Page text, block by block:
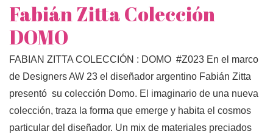
Fabián Zitta Colección
DOMO
FABIAN ZITTA COLECCIÓN : DOMO #Z023 En el marco
de Designers AW 23 el diseñador argentino Fabián Zitta
presentó su colección Domo. El imaginario de una nueva
colección, traza la forma que emerge y habita el cosmos
particular del diseñador. Un mix de materiales preciados